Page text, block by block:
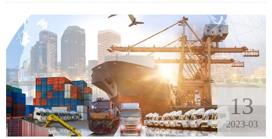
13
2023-03